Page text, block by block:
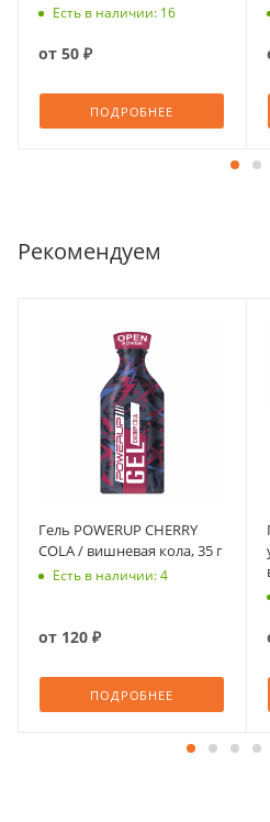
Есть в наличии: 16
от 50 ₽
ПОДРОБНЕЕ
Рекомендуем
Гель POWERUP CHERRY
COLA / вишневая кола, 35 г
Есть в наличии: 4
от 120 ₽
ПОДРОБНЕЕ